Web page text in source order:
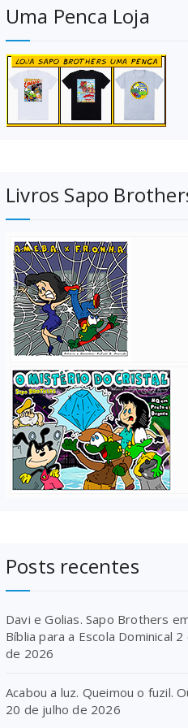
Uma Penca Loja
Livros Sapo
Posts recentes
Davi e Golias. Sapo Brothers
Bíblia para a Escola Dominical 2
de 2026
Acabou a luz. Queimou o fuzil.
20 de julho de 2026